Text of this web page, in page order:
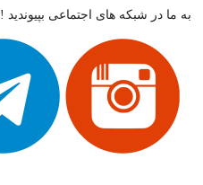
به ما در شبکه های اجتماعی بپیوندید !